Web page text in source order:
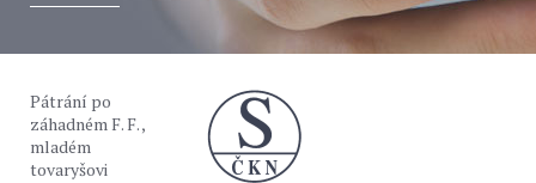
Pátrání po
záhadném F. F. ,
mladém
tovaryšovi